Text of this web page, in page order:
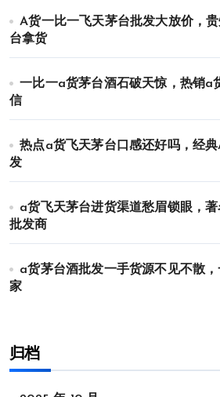
A货一比一飞天茅台批发大放价，
台拿货
一比一a货茅台酒石破天惊，热销a
信
热点a货飞天茅台口感还好吗，经
发
a货飞天茅台进货渠道愁眉锁眼，
批发商
a货茅台酒批发一手货源不见不散
家
归档